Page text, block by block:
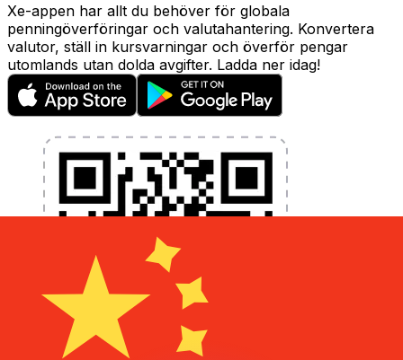
Xe-appen har allt du behöver för globala
penningöverföringar och valutahantering. Konvertera
valutor, ställ in kursvarningar och överför pengar
utomlands utan dolda avgifter. Ladda ner idag!